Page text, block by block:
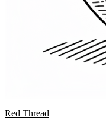
Red Thread